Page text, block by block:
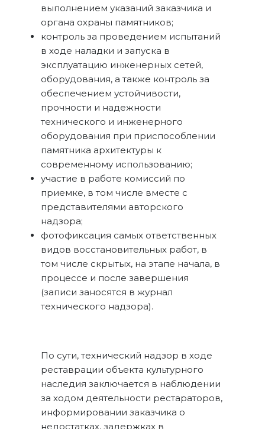
выполнением указаний заказчика и
органа охраны памятников;
контроль за проведением испытаний
в ходе наладки и запуска в
эксплуатацию инженерных сетей,
оборудования, а также контроль за
обеспечением устойчивости,
прочности и надежности
технического и инженерного
оборудования при приспособлении
памятника архитектуры к
современному использованию;
участие в работе комиссий по
приемке, в том числе вместе с
представителями авторского
надзора;
фотофиксация самых ответственных
видов восстановительных работ, в
том числе скрытых, на этапе начала, в
процессе и после завершения
(записи заносятся в журнал
технического надзора).
По сути, технический надзор в ходе
реставрации объекта культурного
наследия заключается в наблюдении
за ходом деятельности рестараторов,
информировании заказчика о
недостатках, задержках в